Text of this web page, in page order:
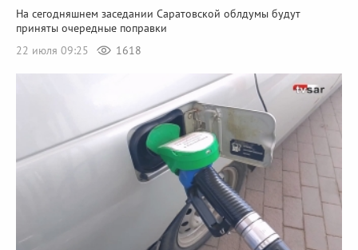
На сегодняшнем заседании Саратовской облдумы будут
приняты очередные поправки
22 июля 09:25
1618